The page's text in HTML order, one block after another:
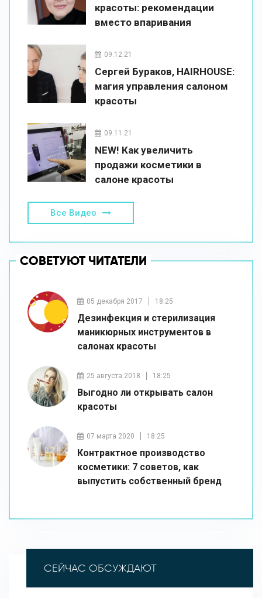
красоты: рекомендации
вместо впаривания
09.12.21
Сергей Бураков, HAIRHOUSE:
магия управления салоном
красоты
09.11.21
NEW! Как увеличить
продажи косметики в
салоне красоты
Все Видео
СОВЕТУЮТ ЧИТАТЕЛИ
05 декабря 2017 18:25
Дезинфекция и стерилизация
маникюрных инструментов в
салонах красоты
25 августа 2018 18:25
Выгодно ли открывать салон
красоты
07 марта 2020 18:25
Контрактное производство
косметики: 7 советов, как
выпустить собственный бренд
СЕЙЧАС ОБСУЖДАЮТ